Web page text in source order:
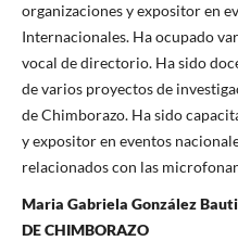
organizaciones y expositor en
Internacionales. Ha ocupado
vocal de directorio. Ha sido
de varios proyectos de
de Chimborazo. Ha sido
y expositor en eventos
relacionados con las
Maria Gabriela González
DE CHIMBORAZO